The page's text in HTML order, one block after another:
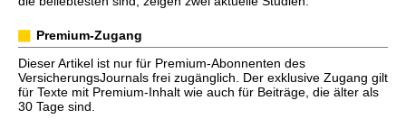
Premium-Zugang
Dieser Artikel ist nur für Premium-Abonnenten des
VersicherungsJournals frei zugänglich. Der exklusive Zugang gilt
für Texte mit Premium-Inhalt wie auch für Beiträge, die älter als
30 Tage sind.